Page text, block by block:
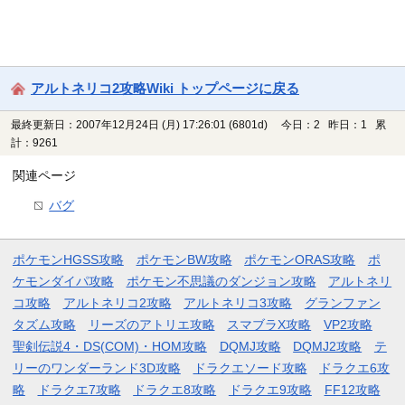
アルトネリコ2攻略Wiki トップページに戻る
最終更新日：2007年12月24日 (月) 17:26:01 (6801d)
今日：2 昨日：1 累
計：9261
関連ページ
バグ
ポケモンHGSS攻略 ポケモンBW攻略 ポケモンORAS攻略
ポ
ケモンダイパ攻略
ポケモン不思議のダンジョン攻略
アルトネリ
コ攻略
アルトネリコ2攻略 アルトネリコ3攻略
グランファン
タズム攻略
リーズのアトリエ攻略 スマブラX攻略
VP2攻略
聖剣伝説4・DS(COM)・HOM攻略
DQMJ攻略 DQMJ2攻略
テ
リーのワンダーランド3D攻略
ドラクエソード攻略
ドラクエ6攻
略
ドラクエ7攻略 ドラクエ8攻略 ドラクエ9攻略
FF12攻略